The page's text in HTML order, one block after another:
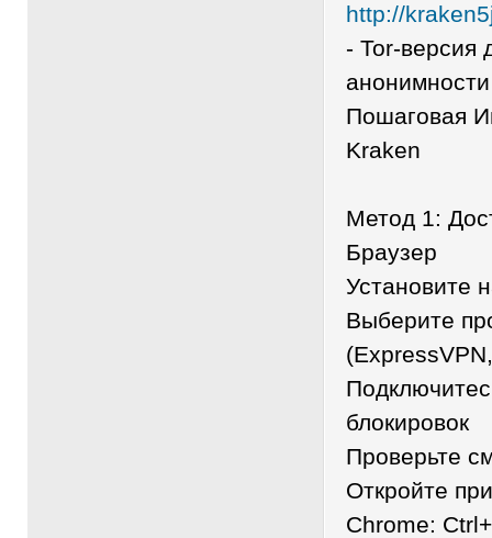
http://
- Tor-версия
анонимности
Пошаговая
Kraken
Метод 1:
Браузер
Установите
Выберите
блокировок
Проверьте
Откройте
Chrome: